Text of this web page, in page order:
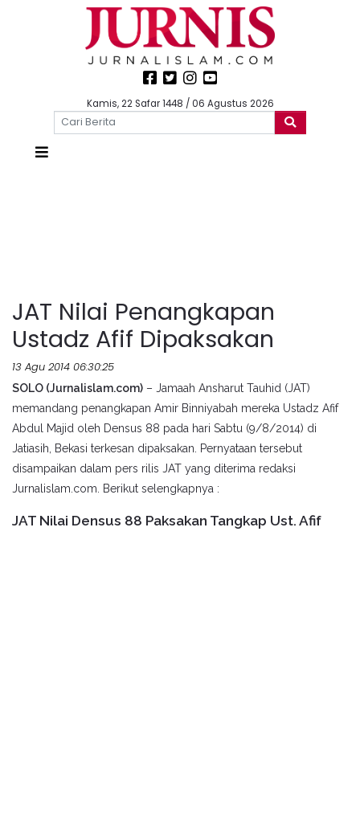
Kamis, 22 Safar 1448 / 06 Agustus 2026
JAT Nilai Penangkapan
Ustadz Afif Dipaksakan
13 Agu 2014 06:30:25
SOLO (Jurnalislam.com) – Jamaah Ansharut Tauhid (JAT)
memandang penangkapan Amir Binniyabah mereka Ustadz Afif
Abdul Majid oleh Densus 88 pada hari Sabtu (9/8/2014) di
Jatiasih,
Bekasi terkesan dipaksakan. Pernyataan tersebut
disampaikan dalam pers rilis JAT yang diterima redaksi
Jurnalislam.com. Berikut selengkapnya :
JAT Nilai Densus 88 Paksakan Tangkap Ust. Afif